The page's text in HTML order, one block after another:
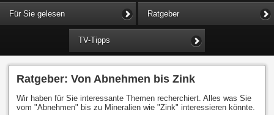
Für Sie gelesen Ratgeber
TV-Tipps
Ratgeber: Von Abnehmen bis Zink
Wir haben für Sie interessante Themen recherchiert. Alles was Sie
vom "Abnehmen" bis zu Mineralien wie "Zink" interessieren könnte.